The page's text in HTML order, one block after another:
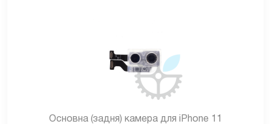
Основна (задня) камера для iPhone 11